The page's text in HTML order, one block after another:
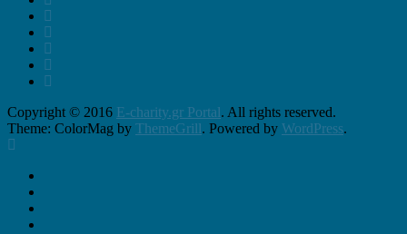
Copyright © 2016 E-charity.gr Portal. All rights reserved.
Theme: ColorMag by ThemeGrill. Powered by WordPress.